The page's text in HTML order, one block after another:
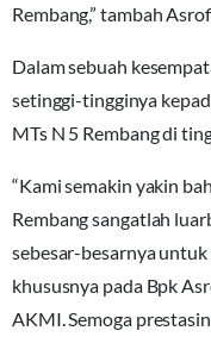
Rembang,” tambah
Dalam sebuah
setinggi-tingginya
MTs N 5 Rembang di
“Kami semakin yakin
Rembang sangatlah
sebesar-besarnya
khususnya pada Bpk
AKMI. Semoga